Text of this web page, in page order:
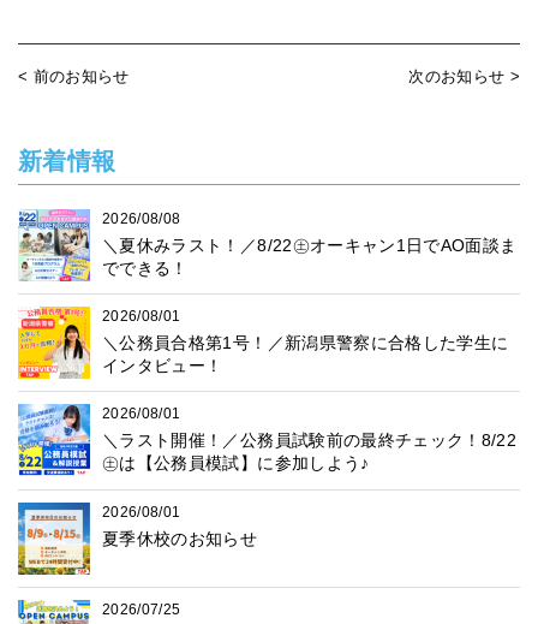
< 前のお知らせ 次のお知らせ >
新着情報
2026/08/08
＼夏休みラスト！／8/22㊏オーキャン1日でAO面談ま
でできる！
2026/08/01
＼公務員合格第1号！／新潟県警察に合格した学生に
インタビュー！
2026/08/01
＼ラスト開催！／公務員試験前の最終チェック！8/22
㊏は【公務員模試】に参加しよう♪
2026/08/01
夏季休校のお知らせ
2026/07/25